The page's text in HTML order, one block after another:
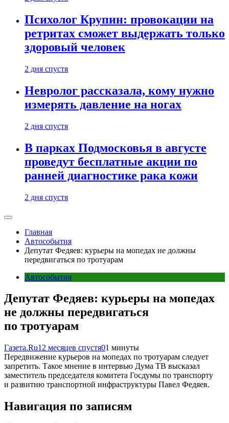
Психолог Крупин: провокации на
ретритах сможет выдержать только
здоровый человек
2 дня спустя
Невролог рассказала, кому нужно
измерять давление на ногах
2 дня спустя
В парках Подмосковья в августе
проведут бесплатные акции по
ранней диагностике рака кожи
2 дня спустя
Главная
Автособытия
Депутат Федяев: курьеры на мопедах не должны
передвигаться по тротуарам
Автособытия
Депутат Федяев: курьеры на мопедах
не должны передвигаться
по тротуарам
Газета.Ru12 месяцев спустя01 минуты
Передвижение курьеров на мопедах по тротуарам следует
запретить. Такое мнение в интервью Дума ТВ высказал
заместитель председателя комитета Госдумы по транспорту
и развитию транспортной инфраструктуры Павел Федяев.
Навигация по записям